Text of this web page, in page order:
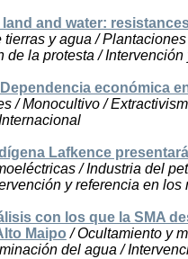
and water:
y agua /
de la protesta /
económica
/ Monocultivo /
Lafkence
/ Industria del
y referencia en los
con los que la SMA
Maipo / Ocultamiento y
del agua /